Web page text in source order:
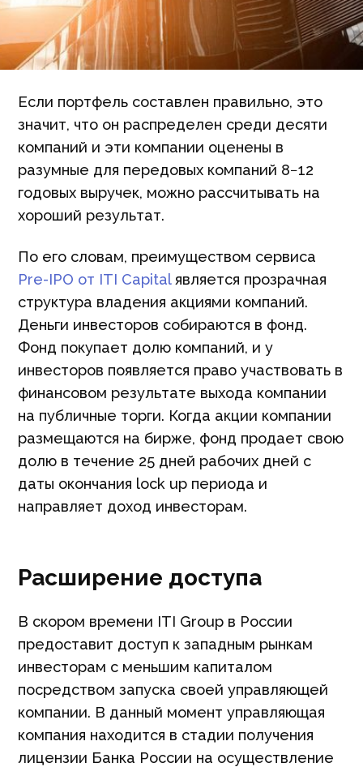
Если портфель составлен правильно, это
значит, что он распределен среди десяти
компаний и эти компании оценены в
разумные для передовых компаний 8−12
годовых выручек, можно рассчитывать на
хороший результат.
По его словам, преимуществом сервиса
Pre-IPO от ITI Capitalявляется прозрачная
структура владения акциями компаний.
Деньги инвесторов собираются в фонд.
Фонд покупает долю компаний, и у
инвесторов появляется право участвовать в
финансовом результате выхода компании
на публичные торги. Когда акции компании
размещаются на бирже, фонд продает свою
долю в течение 25 дней рабочих дней с
даты окончания lock up периода и
направляет доход инвесторам.
Расширение доступа
В скором времени ITI Group в России
предоставит доступ к западным рынкам
инвесторам с меньшим капиталом
посредством запуска своей управляющей
компании. В данный момент управляющая
компания находится в стадии получения
лицензии Банка России на осуществление